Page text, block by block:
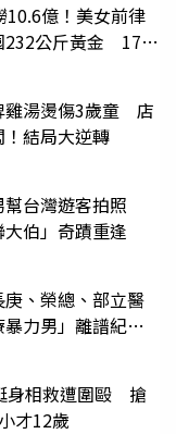
億！美女前律
232公斤黃金 17人
雞湯燙傷3歲童 店
結局大逆轉
幫台灣遊客拍照
伯」奇蹟重逢
、榮總、部立醫
力男」離譜紀錄
身相救遭圍毆 搶
才12歲